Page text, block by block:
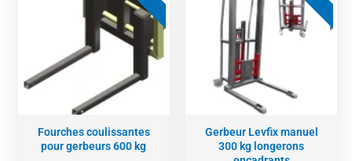
Fourches coulissantes
pour gerbeurs 600 kg
Gerbeur Levfix manuel
300 kg longerons